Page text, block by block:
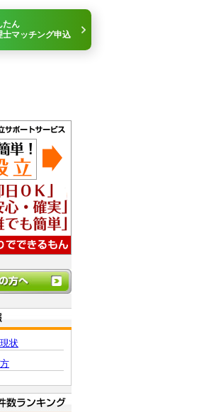
たん
士マッチング申込
状